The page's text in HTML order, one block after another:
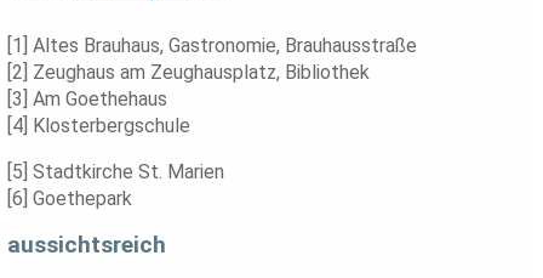
[1] Altes Brauhaus, Gastronomie, Brauhausstraße
[2] Zeughaus am Zeughausplatz, Bibliothek
[3] Am Goethehaus
[4] Klosterbergschule
[5] Stadtkirche St. Marien
[6] Goethepark
aussichtsreich